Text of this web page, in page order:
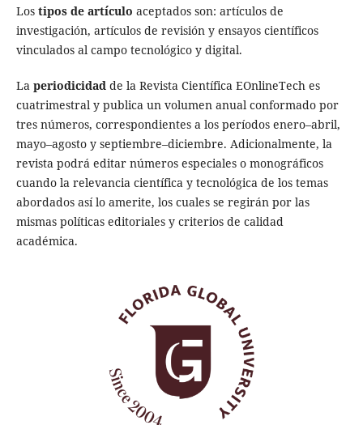
Los tipos de artículo aceptados son: artículos de
investigación, artículos de revisión y ensayos científicos
vinculados al campo tecnológico y digital.
La periodicidadde la Revista Científica EOnlineTech es
cuatrimestral y publica un volumen anual conformado por
tres números, correspondientes a los períodos enero–abril,
mayo–agosto y septiembre–diciembre. Adicionalmente, la
revista podrá editar números especiales o monográficos
cuando la relevancia científica y tecnológica de los temas
abordados así lo amerite, los cuales se regirán por las
mismas políticas editoriales y criterios de calidad
académica.